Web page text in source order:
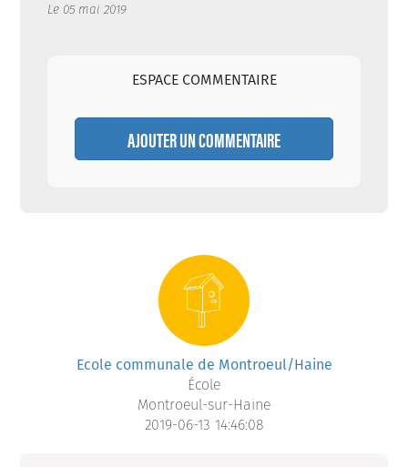
Le 05 mai 2019
ESPACE COMMENTAIRE
AJOUTER UN COMMENTAIRE
Ecole communale de Montroeul/Haine
École
Montroeul-sur-Haine
2019-06-13 14:46:08